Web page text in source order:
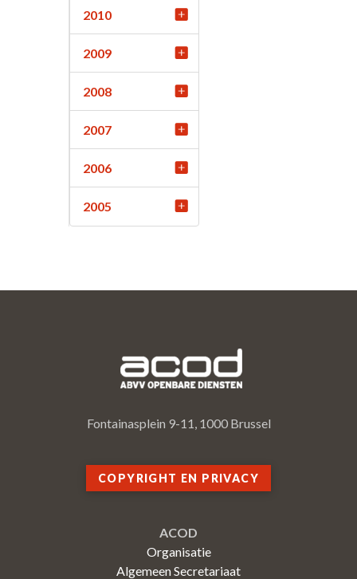
2010
2009
2008
2007
2006
2005
Fontainasplein 9-11, 1000 Brussel
COPYRIGHT EN PRIVACY
ACOD
Organisatie
Algemeen Secretariaat